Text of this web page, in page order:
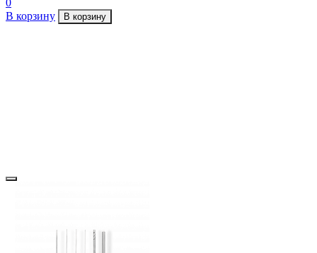
В корзину
В корзину